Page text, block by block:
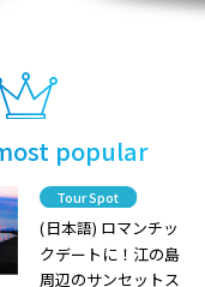
popular
(日本語) ロマンチッ
クデートに！江の島
周辺のサンセットス
Category
Tour Spot